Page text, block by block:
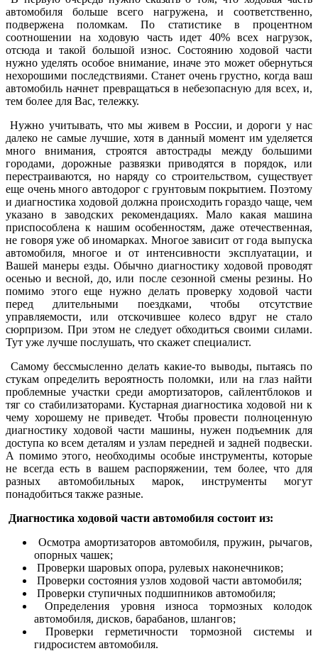
автомобиля больше всего нагружена, и соответственно,
подвержена поломкам. По статистике в процентном
соотношении на ходовую часть идет 40% всех нагрузок,
отсюда и такой большой износ. Состоянию ходовой части
нужно уделять особое внимание, иначе это может обернуться
нехорошими последствиями. Станет очень грустно, когда ваш
автомобиль начнет превращаться в небезопасную для всех, и,
тем более для Вас, тележку.
Нужно учитывать, что мы живем в России, и дороги у нас
далеко не самые лучшие, хотя в данный момент им уделяется
много внимания, строятся автострады между большими
городами, дорожные развязки приводятся в порядок, или
перестраиваются, но наряду со строительством, существует
еще очень много автодорог с грунтовым покрытием. Поэтому
и диагностика ходовой должна происходить гораздо чаще, чем
указано в заводских рекомендациях. Мало какая машина
приспособлена к нашим особенностям, даже отечественная,
не говоря уже об иномарках. Многое зависит от года выпуска
автомобиля, многое и от интенсивности эксплуатации, и
Вашей манеры езды. Обычно диагностику ходовой проводят
осенью и весной, до, или после сезонной смены резины. Но
помимо этого еще нужно делать проверку ходовой части
перед длительными поездками, чтобы отсутствие
управляемости, или отскочившее колесо вдруг не стало
сюрпризом. При этом не следует обходиться своими силами.
Тут уже лучше послушать, что скажет специалист.
Самому бессмысленно делать какие-то выводы, пытаясь по
стукам определить вероятность поломки, или на глаз найти
проблемные участки среди амортизаторов, сайлентблоков и
тяг со стабилизаторами. Кустарная диагностика ходовой ни к
чему хорошему не приведет. Чтобы провести полноценную
диагностику ходовой части машины, нужен подъемник для
доступа ко всем деталям и узлам передней и задней подвески.
А помимо этого, необходимы особые инструменты, которые
не всегда есть в вашем распоряжении, тем более, что для
разных автомобильных марок, инструменты могут
понадобиться также разные.
Диагностика ходовой части автомобиля состоит из:
Осмотра амортизаторов автомобиля, пружин, рычагов,
опорных чашек;
Проверки шаровых опора, рулевых наконечников;
Проверки состояния узлов ходовой части автомобиля;
Проверки ступичных подшипников автомобиля;
Определения уровня износа тормозных колодок
автомобиля, дисков, барабанов, шлангов;
Проверки герметичности тормозной системы и
гидросистем автомобиля.